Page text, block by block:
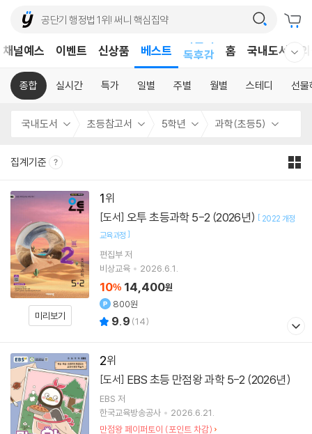
채널예스 이벤트 신상품 베스트
독후감
홈 국내도서
종합 실시간 특가 일별 주별 월별 스테디 선물
국내도서 초등참고서 5학년 과학(초등5)
집계기준
1
미리보기
[도서] 오투 초등과학 5-2 (2026년) [ 2022 개정
교육과정 ]
편집부 저
비상교육
2026.6.1.
10% 14,400원
800원
9.9 (14)
2
[도서] EBS 초등 만점왕 과학 5-2 (2026년)
EBS 저
한국교육방송공사
2026.6.21.
만점왕 페이퍼토이 (포인트 차감)